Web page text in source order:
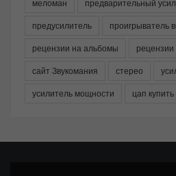
меломан
предварительный
предусилитель
проигрыватель
рецензии на альбомы
сайт Звукомания
стерео
усилитель мощности
цап купить